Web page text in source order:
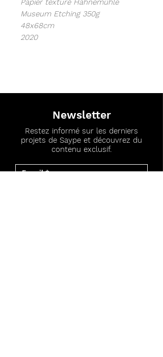
Papier texturé Hahnemühle
Museum Etching 350g
48x68cm
2020
Newsletter
Restez informé sur les derniers
projets de Saype et découvrez du
contenu exclusif.